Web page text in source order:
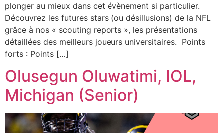
plonger au mieux dans cet évènement si particulier.
Découvrez les futures stars (ou désillusions) de la NFL
grâce à nos « scouting reports », les présentations
détaillées des meilleurs joueurs universitaires. Points
forts : Points […]
Olusegun Oluwatimi, IOL,
Michigan (Senior)